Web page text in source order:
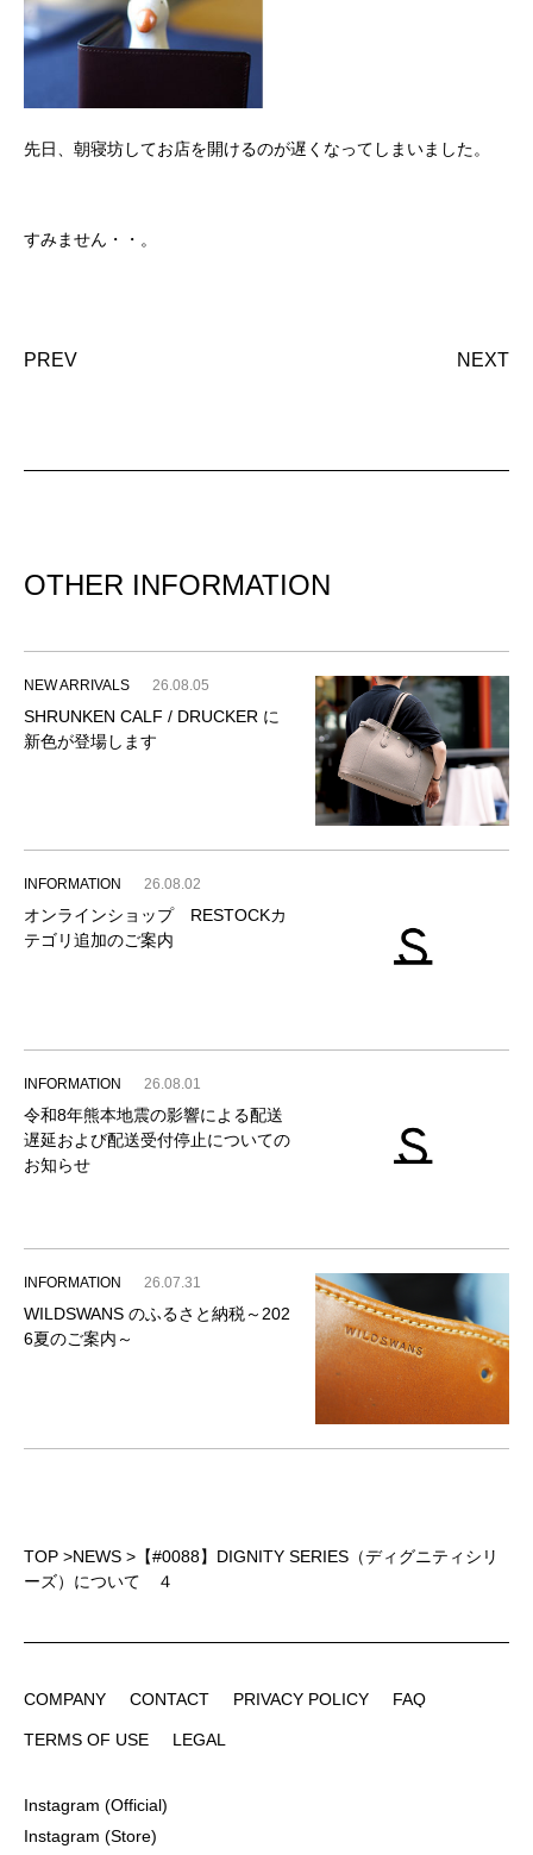
先日、朝寝坊してお店を開けるのが遅くなってしまいました。
すみません・・。
PREV NEXT
OTHER INFORMATION
NEW ARRIVALS 26.08.05
SHRUNKEN CALF / DRUCKER に
新色が登場します
INFORMATION 26.08.02
オンラインショップ RESTOCKカ
テゴリ追加のご案内
INFORMATION 26.08.01
令和8年熊本地震の影響による配送
遅延および配送受付停止についての
お知らせ
INFORMATION 26.07.31
WILDSWANS のふるさと納税～202
6夏のご案内～
TOP >NEWS > 【#0088】DIGNITY SERIES（ディグニティシリ
ーズ）について ４
COMPANY
CONTACT
PRIVACY POLICY
FAQ
TERMS OF USE
LEGAL
Instagram (Official)
Instagram (Store)